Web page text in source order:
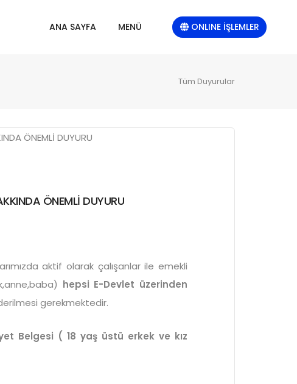
ANA SAYFA MENÜ ONLINE İŞLEMLER
Tüm Duyurular
ÖNEMLİ DUYURU
aktif olarak çalışanlar ile emekli
hepsi E-Devlet üzerinden
gerekmektedir.
Belgesi ( 18 yaş üstü erkek ve kız